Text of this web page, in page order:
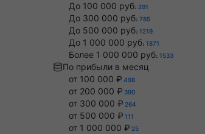
До 100 000 руб. 291
До 300 000 руб. 785
До 500 000 руб. 1219
До 1 000 000 руб. 1871
Более 1 000 000 руб. 1533
По прибыли в месяц
от 100 000 ₽ 498
от 200 000 ₽ 390
от 300 000 ₽ 264
от 500 000 ₽ 111
от 1 000 000 ₽ 25